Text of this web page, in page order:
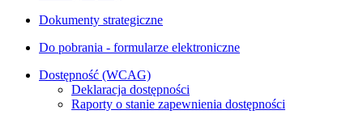
Dokumenty strategiczne
Do pobrania - formularze elektroniczne
Dostępność (WCAG)
Deklaracja dostępności
Raporty o stanie zapewnienia dostępności